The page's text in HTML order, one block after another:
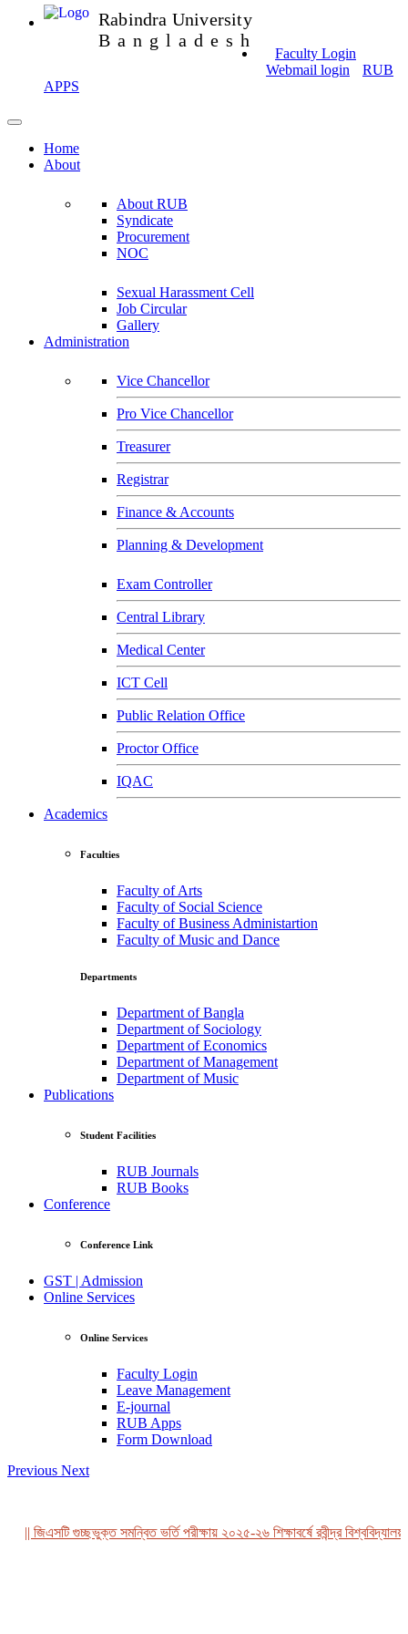
Rabindra University
Bangladesh
Faculty Login
Webmail login
RUB
APPS
Home
About
About RUB
Syndicate
Procurement
NOC
Sexual Harassment Cell
Job Circular
Gallery
Administration
Vice Chancellor
Pro Vice Chancellor
Treasurer
Registrar
Finance & Accounts
Planning & Development
Exam Controller
Central Library
Medical Center
ICT Cell
Public Relation Office
Proctor Office
IQAC
Academics
Faculties
Faculty of Arts
Faculty of Social Science
Faculty of Business Administartion
Faculty of Music and Dance
Departments
Department of Bangla
Department of Sociology
Department of Economics
Department of Management
Department of Music
Publications
Student Facilities
RUB Journals
RUB Books
Conference
Conference Link
GST | Admission
Online Services
Online Services
Faculty Login
Leave Management
E-journal
RUB Apps
Form Download
Previous Next
|| জিএসটি গুচ্ছভুক্ত সমন্বিত ভর্তি পরীক্ষায় ২০২৫-২৬ শিক্ষাবর্ষে রবীন্দ্র